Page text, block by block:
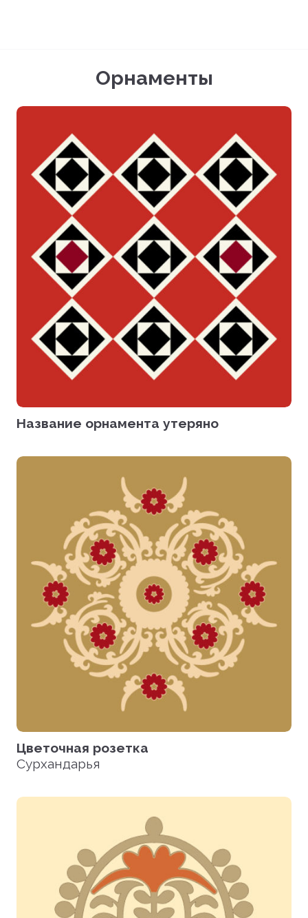
Орнаменты
Название орнамента утеряно
Цветочная розетка
Сурхандарья